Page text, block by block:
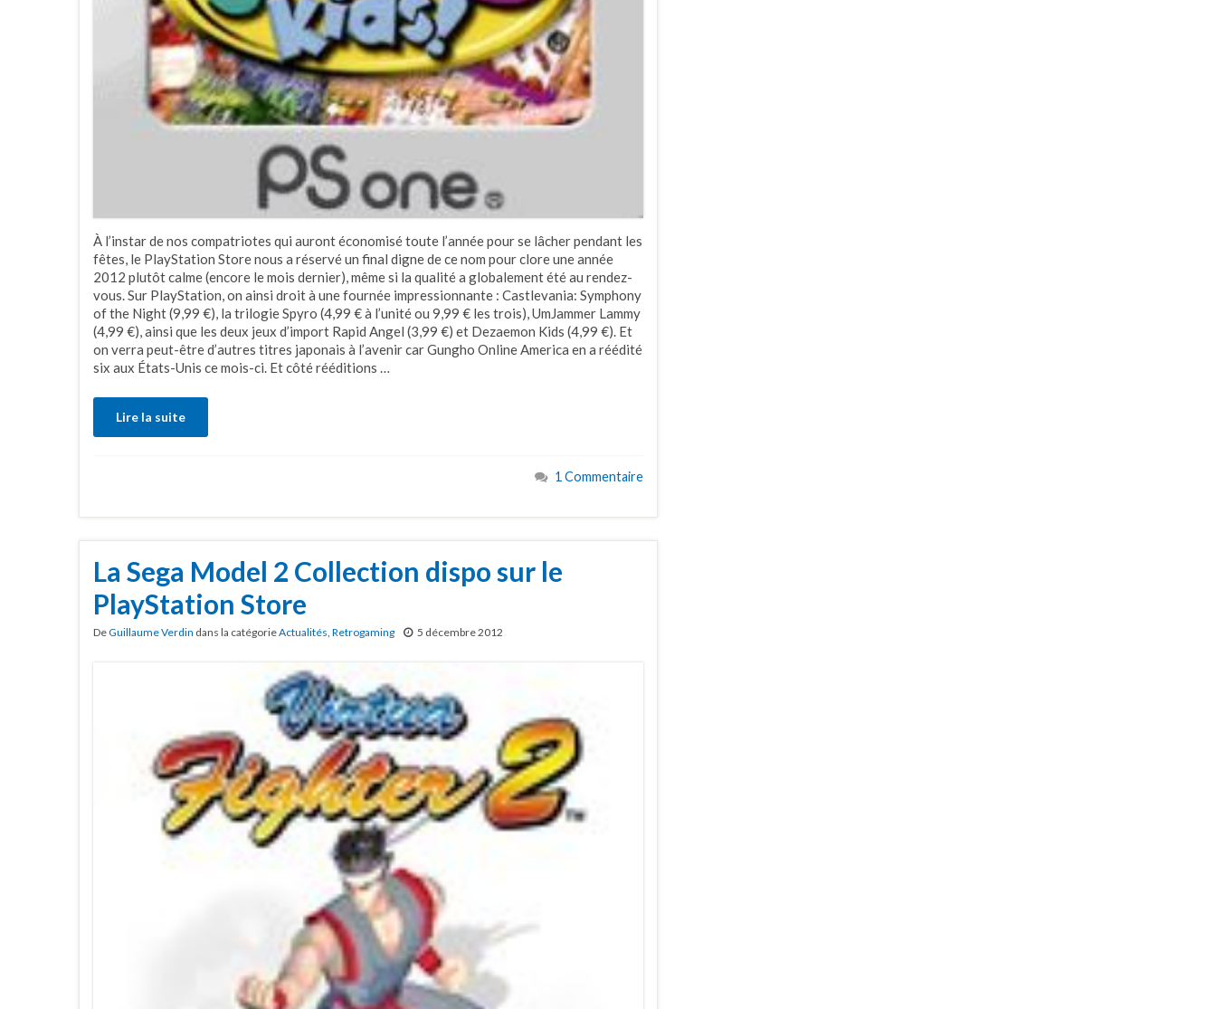
À l’instar de nos compatriotes qui auront économisé toute l’année pour se lâcher pendant les
fêtes, le PlayStation Store nous a réservé un final digne de ce nom pour clore une année
2012 plutôt calme (encore le mois dernier), même si la qualité a globalement été au rendez-
vous. Sur PlayStation, on ainsi droit à une fournée impressionnante : Castlevania: Symphony
of the Night (9,99 €), la trilogie Spyro (4,99 € à l’unité ou 9,99 € les trois), UmJammer Lammy
(4,99 €), ainsi que les deux jeux d’import Rapid Angel (3,99 €) et Dezaemon Kids (4,99 €). Et
on verra peut-être d’autres titres japonais à l’avenir car Gungho Online America en a réédité
six aux États-Unis ce mois-ci. Et côté rééditions …
Lire la suite
1 Commentaire
La Sega Model 2 Collection dispo sur le
PlayStation Store
DeGuillaume Verdin dans la catégorieActualités, Retrogaming 5 décembre 2012